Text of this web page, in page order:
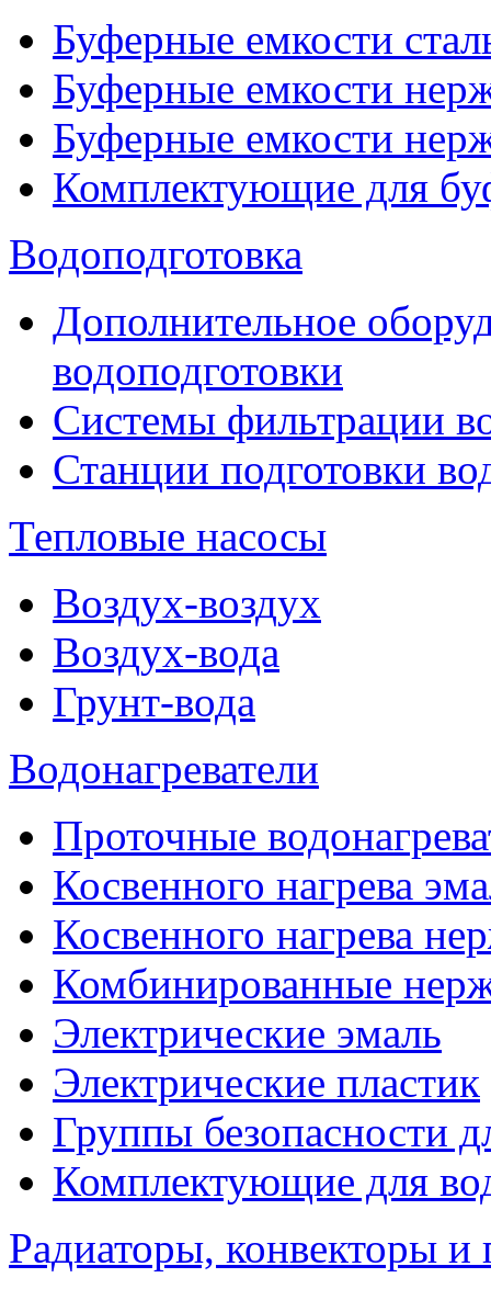
Буферные емкости
Буферные емкости
Буферные емкости
Комплектующие для
Водоподготовка
Дополнительное
водоподготовки
Системы фильтрации
Станции подготовки
Тепловые насосы
Воздух-воздух
Воздух-вода
Грунт-вода
Водонагреватели
Проточные
Косвенного нагрева
Косвенного нагрева
Комбинированные
Электрические эмаль
Электрические пластик
Группы безопасности
Комплектующие для
Радиаторы, конвекторы и